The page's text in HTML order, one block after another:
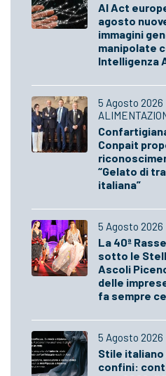
AI Act
agosto
immagini
manipolate
Intelligenza
5 Agosto 2026
Conpait
“Gelato di
italiana”
5 Agosto 2026
La 40ª
sotto le
Ascoli
delle
fa sempre
5 Agosto 2026
Stile italiano
confini: